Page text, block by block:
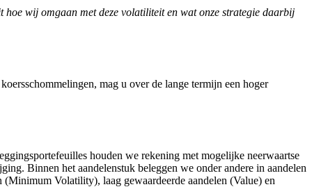
wij omgaan met deze volatiliteit en wat onze strategie daarbij
mag u over de lange termijn een hoger
houden we rekening met mogelijke neerwaartse
Binnen het aandelenstuk beleggen we onder andere in aandelen
Volatility), laag gewaardeerde aandelen (Value) en